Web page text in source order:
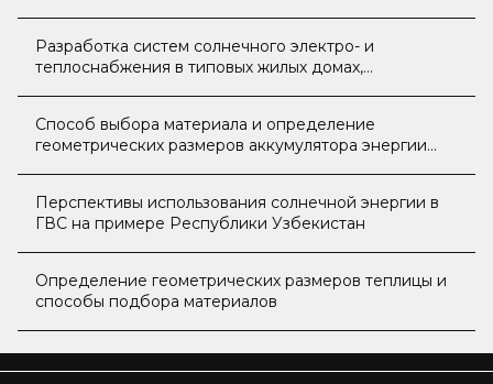
Разработка систем солнечного электро- и
теплоснабжения в типовых жилых домах,
Способ выбора материала и определение
геометрических размеров аккумулятора энергии
Перспективы использования солнечной энергии в
ГВС на примере Республики Узбекистан
Определение геометрических размеров теплицы и
способы подбора материалов